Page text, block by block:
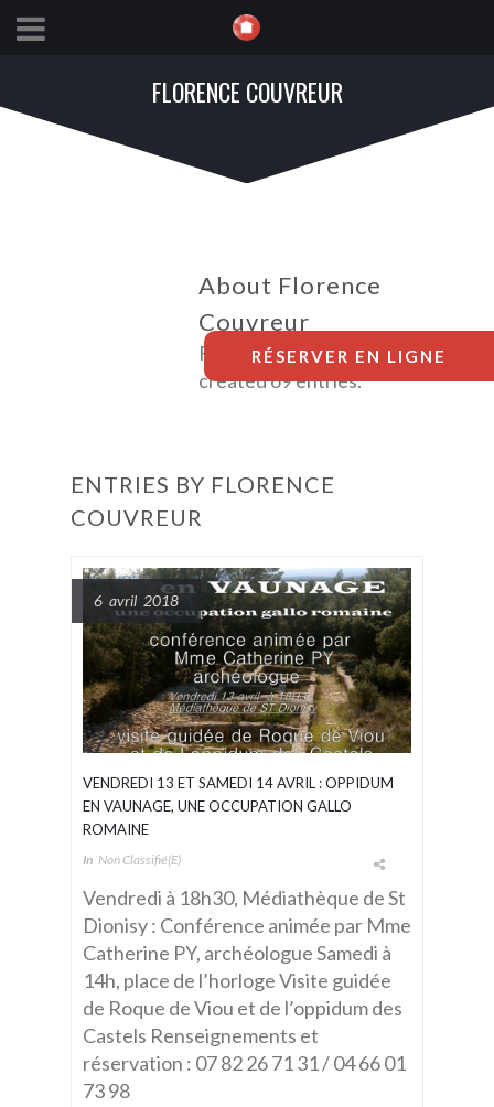
FLORENCE COUVREUR
About Florence
Couvreur
Florence Couvreur has
created 69 entries.
ENTRIES BY FLORENCE
COUVREUR
6 avril 2018
VENDREDI 13 ET SAMEDI 14 AVRIL : OPPIDUM
EN VAUNAGE, UNE OCCUPATION GALLO
ROMAINE
In Non Classifié(e)
Vendredi à 18h30, Médiathèque de St
Dionisy : Conférence animée par Mme
Catherine PY, archéologue Samedi à
14h, place de l’horloge Visite guidée
de Roque de Viou et de l’oppidum des
Castels Renseignements et
réservation : 07 82 26 71 31 / 04 66 01
73 98
RÉSERVER EN LIGNE